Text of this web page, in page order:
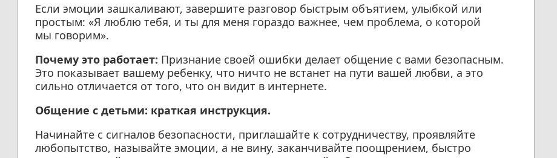
Если эмоции зашкаливают, завершите разговор быстрым объятием, улыбкой или
простым: «Я люблю тебя, и ты для меня гораздо важнее, чем проблема, о которой
мы говорим».
Почему это работает: Признание своей ошибки делает общение с вами безопасным.
Это показывает вашему ребенку, что ничто не встанет на пути вашей любви, а это
сильно отличается от того, что он видит в интернете.
Общение с детьми: краткая инструкция.
Начинайте с сигналов безопасности, приглашайте к сотрудничеству, проявляйте
любопытство, называйте эмоции, а не вину, заканчивайте поощрением, быстро